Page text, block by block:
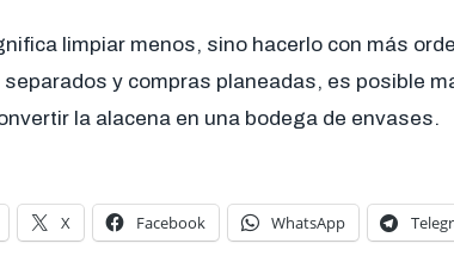
limpiar menos, sino hacerlo con más
y compras planeadas, es posible
la alacena en una bodega de envases.
X Facebook WhatsApp